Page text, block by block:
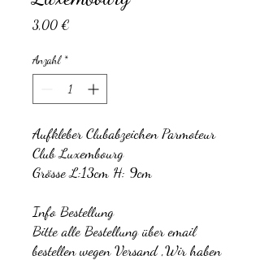
3,00 €
Anzahl *
Aufkleber Clubabzeichen Parmoteur
Club Luxembourg
Grösse L:13cm H: 9cm
Info Bestellung
Bitte alle Bestellung über email
bestellen wegen Versand ,Wir haben